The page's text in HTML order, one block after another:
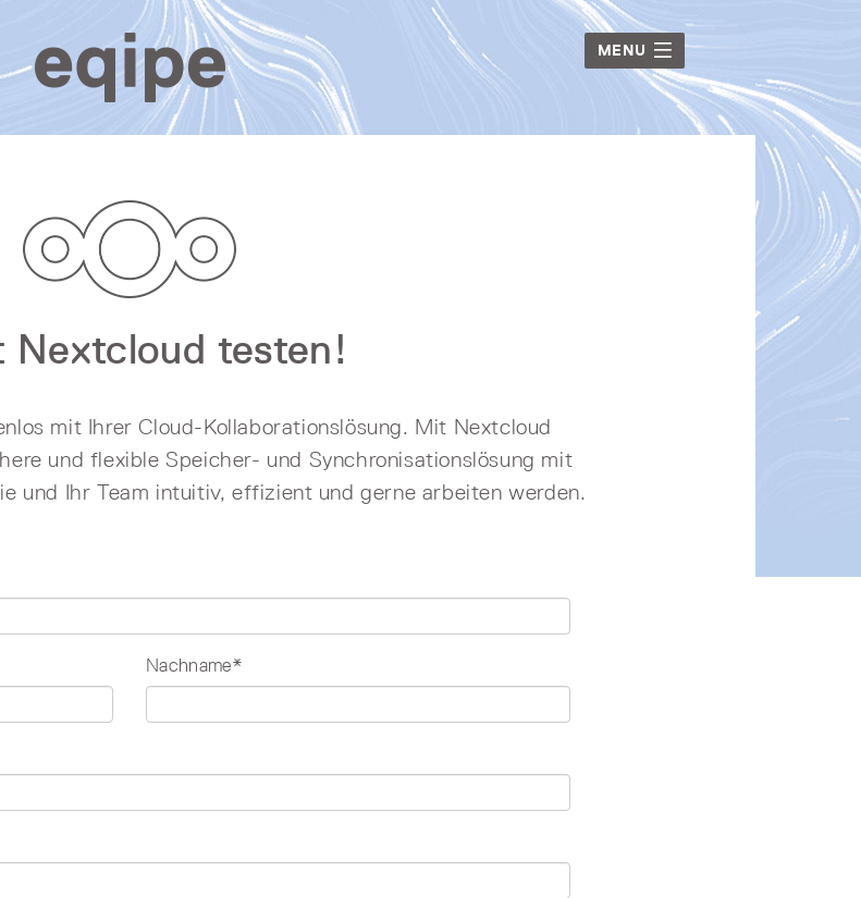
MENU
Nextcloud testen!
mit Ihrer Cloud-Kollaborationslösung. Mit Nextcloud
und flexible Speicher- und Synchronisationslösung mit
und Ihr Team intuitiv, effizient und gerne arbeiten werden.
Nachname*